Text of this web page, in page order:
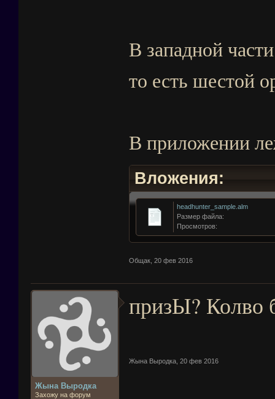
В западной
то есть шестой
В приложении
Вложения:
headhunter_sample.alm
Размер файла:
Просмотров:
Общак, 20 фев 2016
Жына Выродка
Захожу на форум
призЫ? Колво
Жына Выродка, 20 фев 2016